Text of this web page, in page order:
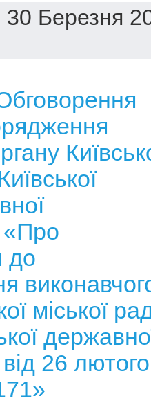
30 Березня
«Про
до
міської
від 26 лютого